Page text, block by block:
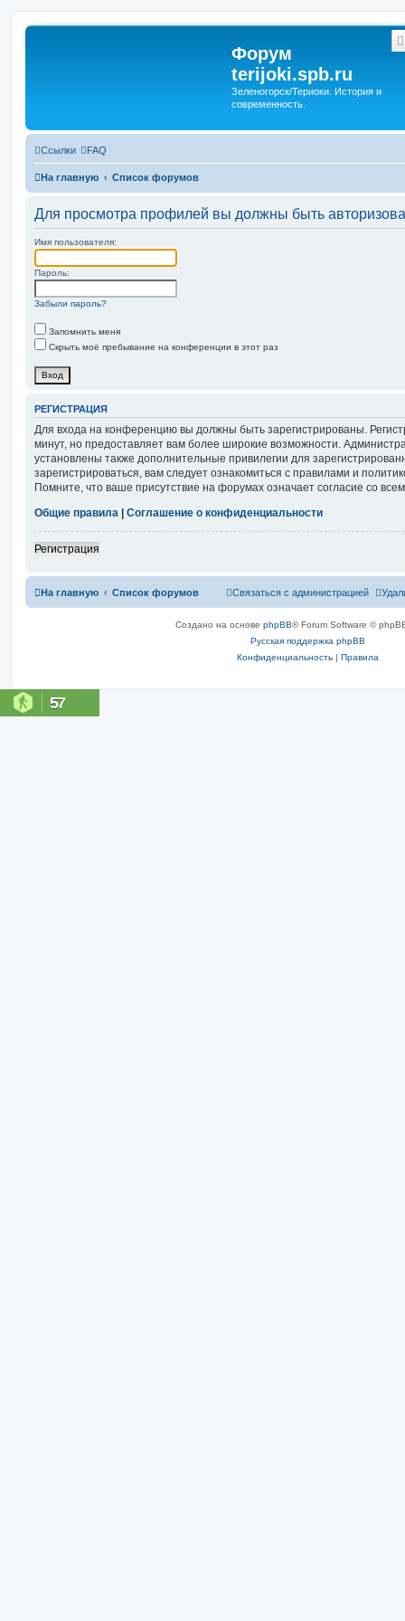
Форум
terijoki.spb.ru
Зеленогорск/Териоки. История и
современность.
Ссылки FAQ
На главную Список форумов
Для просмотра профилей вы должны быть
Имя пользователя:
Пароль:
Забыли пароль?
Запомнить меня
Скрыть моё пребывание на конференции в этот раз
РЕГИСТРАЦИЯ
Для входа на конференцию вы должны быть зарегистрированы.
минут, но предоставляет вам более широкие возможности.
установлены также дополнительные привилегии для
зарегистрироваться, вам следует ознакомиться с правилами и
Помните, что ваше присутствие на форумах означает согласие со
Общие правила
Соглашение о конфиденциальности
Регистрация
На главную Список форумов Связаться с администрацией
Создано на основе phpBB® Forum Software ©
Русская поддержка phpBB
Конфиденциальность | Правила
57